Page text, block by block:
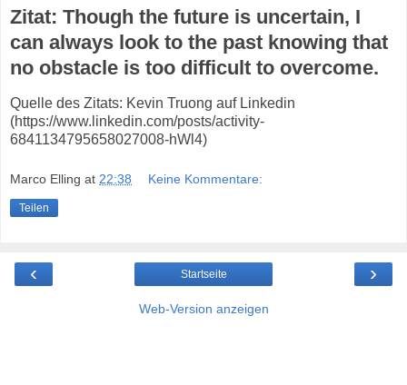
Zitat: Though the future is uncertain, I
can always look to the past knowing that
no obstacle is too difficult to overcome.
Quelle des Zitats: Kevin Truong auf Linkedin
(https://www.linkedin.com/posts/activity-
6841134795658027008-hWl4)
Marco Elling at 22:38 Keine Kommentare:
Teilen
‹ ›
Startseite
Web-Version anzeigen